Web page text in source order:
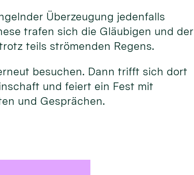
Überzeugung jedenfalls
trafen sich die Gläubigen und der
teils strömenden Regens.
besuchen. Dann trifft sich dort
und feiert ein Fest mit
und Gesprächen.